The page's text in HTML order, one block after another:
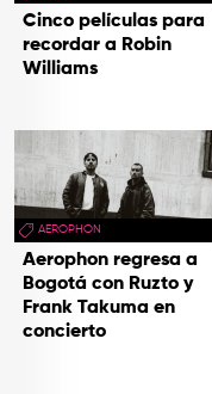
Cinco películas para
recordar a Robin
Williams
AEROPHON
Aerophon regresa a
Bogotá con Ruzto y
Frank Takuma en
concierto